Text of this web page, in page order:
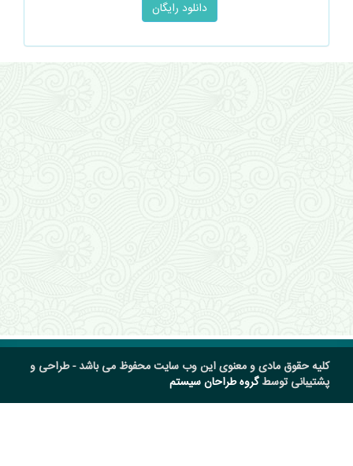
کلیه حقوق مادی و معنوی این وب سایت محفوظ می باشد - طراحی و
پشتیبانی توسطگروه طراحان سیستم